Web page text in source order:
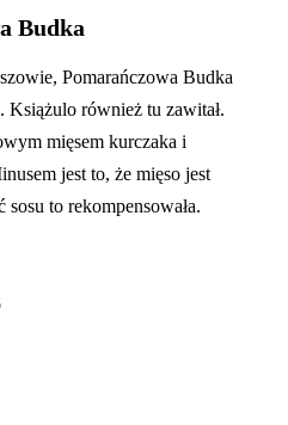
Budka
Pomarańczowa Budka
Książulo również tu zawitał.
mięsem kurczaka i
jest to, że mięso jest
sosu to rekompensowała.